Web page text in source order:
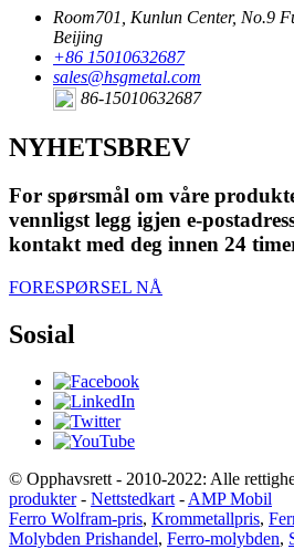
Room701, Kunlun Center, No.9
Beijing
+86 15010632687
sales@hsgmetal.com
86-15010632687
NYHETSBREV
For spørsmål om våre
vennligst legg igjen e-
kontakt med deg innen 24
FORESPØRSEL NÅ
Sosial
© Opphavsrett - 2010-2022: Alle
produkter- Nettstedkart - AMP Mobil
Ferro Wolfram-pris, Krommetallpris,
Molybden Prishandel, Ferro-molybden,